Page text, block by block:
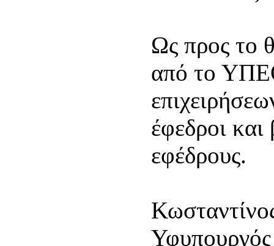
Ως προς το
από το
έφεδροι
εφέδρους.
Υφυπουργός